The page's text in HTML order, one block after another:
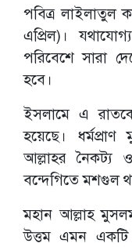
পবিত্র
এপ্রিল)।
পরিবেশে সারা
হবে।
ইসলামে এ
হয়েছে।
আল্লাহর
বন্দেগিতে মশগুল
মহান আল্লাহ
উত্তম এমন একটি